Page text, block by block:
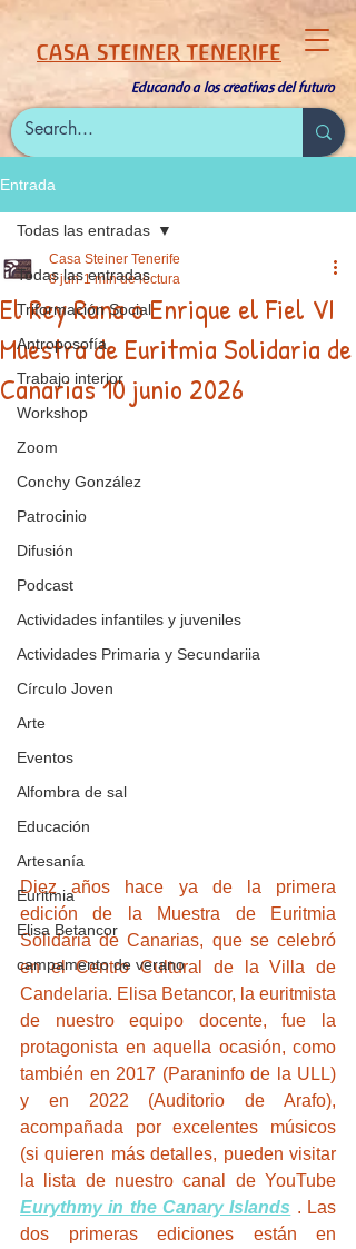
CASA STEINER TENERIFE
Educando a los creativas del futuro
Entrada
Todas las entradas
Triformación Social
Antroposofía
Trabajo interior
Workshop
Zoom
Conchy González
Patrocinio
Difusión
Podcast
Actividades infantiles y juveniles
Actividades Primaria y Secundariia
Círculo Joven
Arte
Eventos
Alfombra de sal
Educación
Artesanía
Euritmia
Elisa Betancor
campamento de verano
Todas las entradas
El Rey Rana o Enrique el Fiel VI
Muestra de Euritmia Solidaria de
Canarias 10 junio 2026
Casa Steiner Tenerife
8 jun 1 min de lectura
Diez años hace ya de la primera
edición de la Muestra de Euritmia
Solidaria de Canarias, que se celebró
en el Centro Cultural de la Villa de
Candelaria. Elisa Betancor, la euritmista
de nuestro equipo docente, fue la
protagonista en aquella ocasión, como
también en 2017 (Paraninfo de la ULL)
y en 2022 (Auditorio de Arafo),
acompañada por excelentes músicos
(si quieren más detalles, pueden visitar
Eurythmy in the Canary Islands . Las